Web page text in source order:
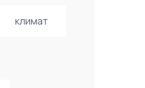
климат